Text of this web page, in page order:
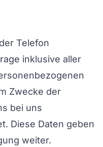
Telefon
inklusive aller
Zwecke der
bei uns
Diese Daten geben
weiter.